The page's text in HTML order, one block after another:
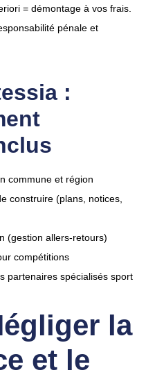
= démontage à vos frais.
pénale et
:
commune et région
construire (plans, notices,
(gestion allers-retours)
compétitions
partenaires spécialisés sport
la
et le